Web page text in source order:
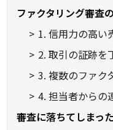
ファクタリング審査
1. 信用力の高い
2. 取引の証跡を
3. 複数のファク
4. 担当者からの
審査に落ちてしまっ